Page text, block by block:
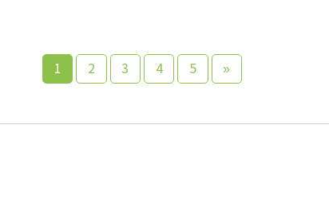
1 2 3 4 5 »